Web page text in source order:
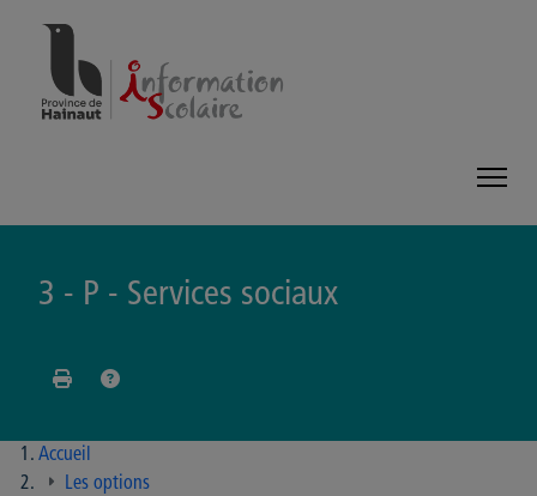
3 - P - Services sociaux
Accueil
Les options